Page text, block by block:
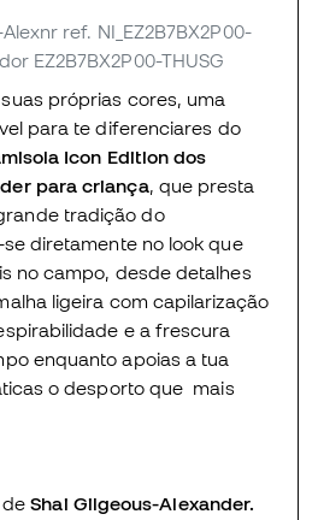
ref. NI_EZ2B7BX2P00-
EZ2B7BX2P00-THUSG
próprias cores, uma
para te diferenciares do
Icon Edition dos
para criança, que presta
tradição do
diretamente no look que
no campo, desde detalhes
ligeira com capilarização
e a frescura
enquanto apoias a tua
o desporto que mais
deShai Gilgeous-Alexander.